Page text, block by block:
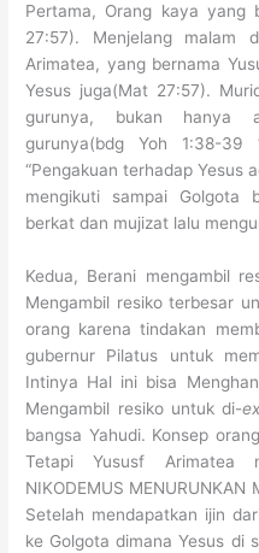
Pertama, Orang kaya yang
27:57). Menjelang malam
Arimatea, yang bernama
Yesus juga(Mat 27:57).
gurunya, bukan hanya
gurunya(bdg Yoh 1:38-39
“Pengakuan terhadap Yesus
mengikuti sampai
berkat dan mujizat lalu
Kedua, Berani mengambil
Mengambil resiko terbesar
orang karena tindakan
gubernur Pilatus untuk
Intinya Hal ini bisa
Mengambil resiko untuk di-
bangsa Yahudi. Konsep
Tetapi Yususf Arimatea
NIKODEMUS MENURUNKAN
Setelah mendapatkan ijin
ke Golgota dimana Yesus di